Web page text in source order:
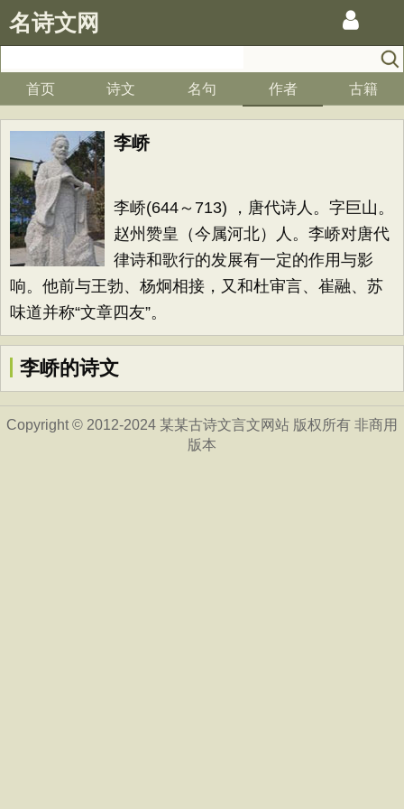
名诗文网
首页 诗文 名句 作者 古籍
李峤
李峤(644～713) ，唐代诗人。字巨山。
赵州赞皇（今属河北）人。李峤对唐代
律诗和歌行的发展有一定的作用与影
响。他前与王勃、杨炯相接，又和杜审言、崔融、苏
味道并称“文章四友”。
李峤的诗文
Copyright © 2012-2024 某某古诗文言文网站 版权所有 非商用
版本